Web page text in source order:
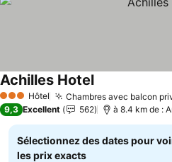
3 ÉtoilesHôtel Chambres avec balcon
Achilles HotelConsulter les
9,3 Excellent 562 à 8.4 km de :
Sélectionnez des dates pour
les prix exacts